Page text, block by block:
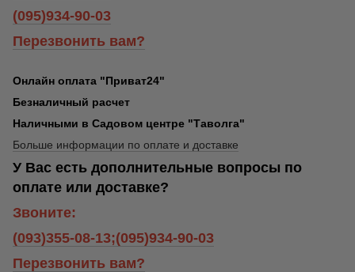
(095)934-90-03
Перезвонить вам?
Онлайн оплата "Приват24"
Безналичный расчет
Наличными в Садовом центре "Таволга"
Больше информации по оплате и доставке
У Вас есть дополнительные вопросы по
оплате или доставке?
Звоните:
(093)355-08-13;(095)934-90-03
Перезвонить вам?